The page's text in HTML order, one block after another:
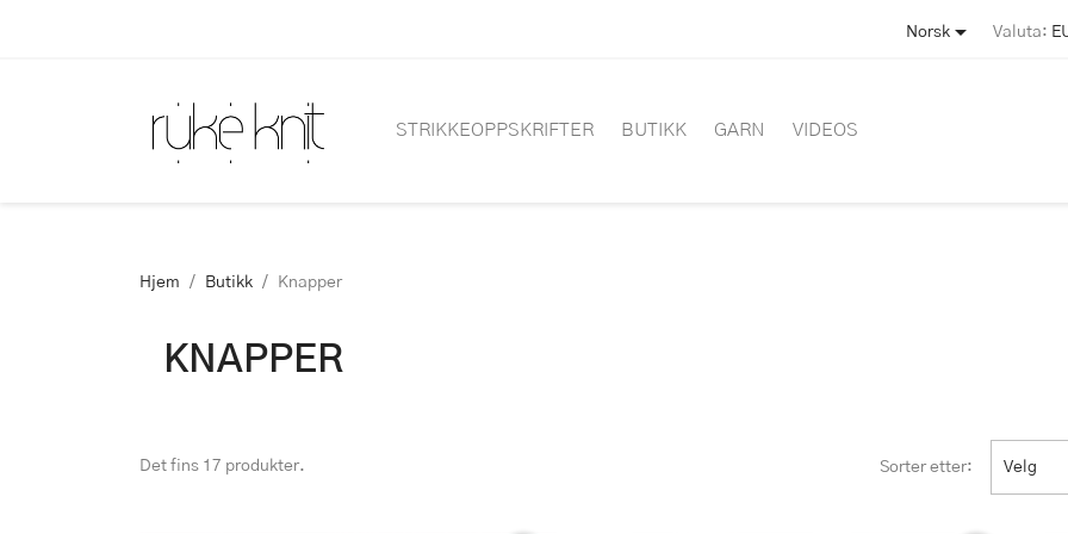
Norsk Valuta:
STRIKKEOPPSKRIFTER BUTIKK GARN VIDEOS
Hjem Butikk Knapper
KNAPPER
Det fins 17 produkter. Sorter etter: Velg